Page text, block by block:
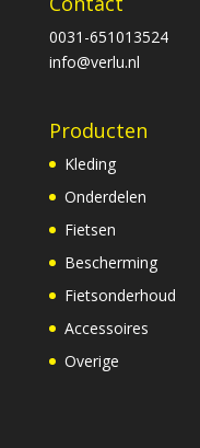
0031-651013524
info@verlu.nl
Producten
Kleding
Onderdelen
Fietsen
Bescherming
Fietsonderhoud
Accessoires
Overige